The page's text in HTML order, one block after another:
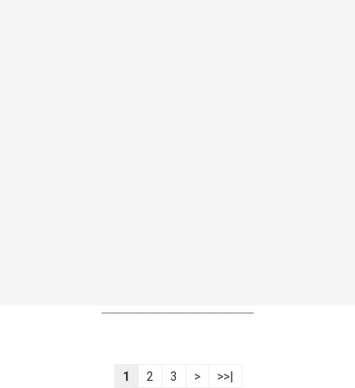
----------------------------------------------------------------
1 2 3 > >>|